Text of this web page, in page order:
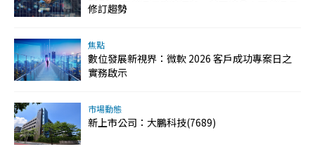
修訂趨勢
焦點
數位發展新視界：微軟 2026 客戶成功專案日之
實務啟示
市場動態
新上市公司：大鵬科技(7689)